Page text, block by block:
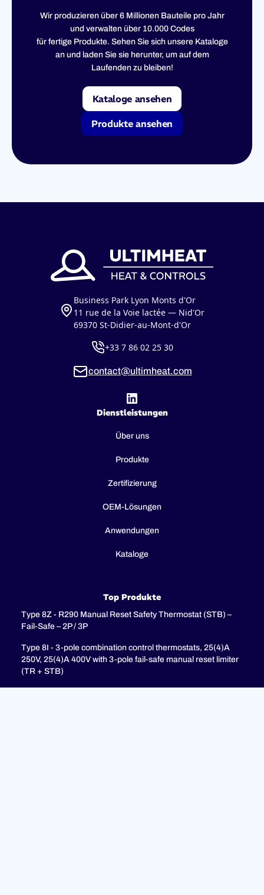
Wir produzieren über 6 Millionen Bauteile pro Jahr
und verwalten über 10.000 Codes
für fertige Produkte. Sehen Sie sich unsere Kataloge
an und laden Sie sie herunter, um auf dem
Laufenden zu bleiben!
Kataloge ansehen
Produkte ansehen
Business Park Lyon Monts d'Or
11 rue de la Voie lactée — Nid'Or
69370 St-Didier-au-Mont-d'Or
+33 7 86 02 25 30
contact@ultimheat.com
Dienstleistungen
Über uns
Produkte
Zertifizierung
OEM-Lösungen
Anwendungen
Kataloge
Top Produkte
Type 8Z - R290 Manual Reset Safety Thermostat (STB) –
Fail-Safe – 2P / 3P
Type 8I - 3-pole combination control thermostats, 25(4)A
250V, 25(4)A 400V with 3-pole fail-safe manual reset limiter
(TR + STB)